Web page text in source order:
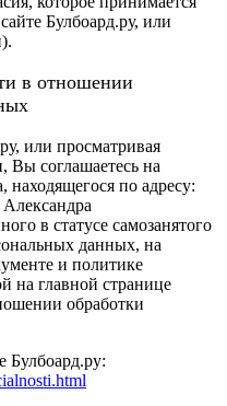
Булбоард.ру, или
в отношении
или просматривая
Вы соглашаетесь на
находящегося по адресу:
в статусе самозанятого
данных, на
и политике
на главной странице
обработки
Булбоард.ру: